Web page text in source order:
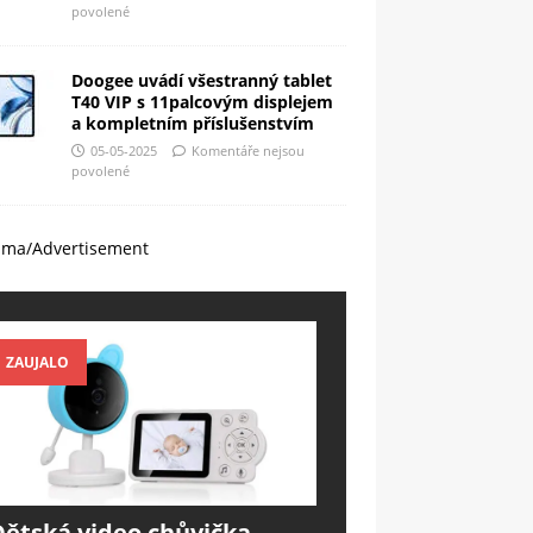
povolené
Doogee uvádí všestranný tablet
T40 VIP s 11palcovým displejem
a kompletním příslušenstvím
05-05-2025
Komentáře nejsou
povolené
Advertisement
ZAUJALO